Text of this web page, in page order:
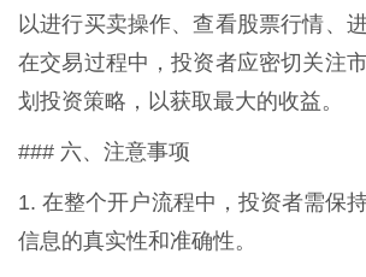
以进行买卖操作、查看股票行情、
在交易过程中，投资者应密切关注
划投资策略，以获取最大的收益。
### 六、注意事项
1. 在整个开户流程中，投资者需保
信息的真实性和准确性。